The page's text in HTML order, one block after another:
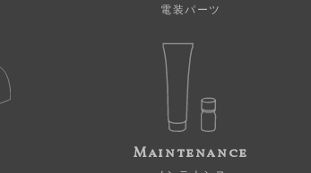
電装パーツ
Maintenance